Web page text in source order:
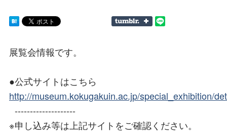
展覧会情報です。
●公式サイトはこちら
http://museum.kokugakuin.ac.jp/special_exhibition/
--------------------
※申し込み等は上記サイトをご確認ください。